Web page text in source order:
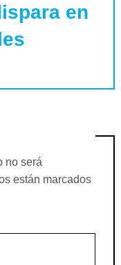
en
no será
están marcados